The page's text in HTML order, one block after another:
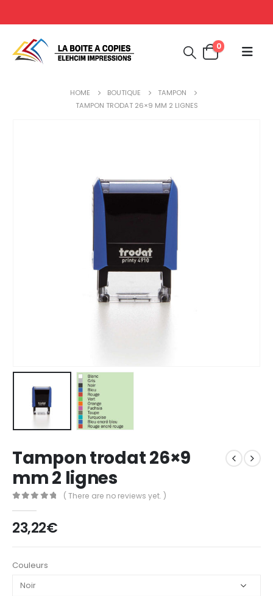
0
HOME BOUTIQUE
TAMPON
TAMPON TRODAT 26×9 MM 2 LIGNES
Tampon trodat 26×9
mm 2 lignes
( There are no reviews yet. )
23,22€
Couleurs